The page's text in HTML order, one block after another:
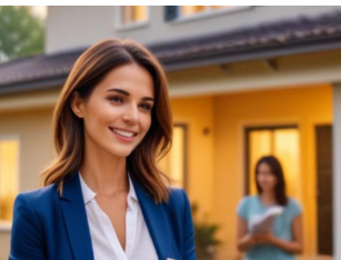
euros.
que estar bien informado y preparado
en contactar a Iraido Rodriguez; él estará
exitosa de tu hogar!